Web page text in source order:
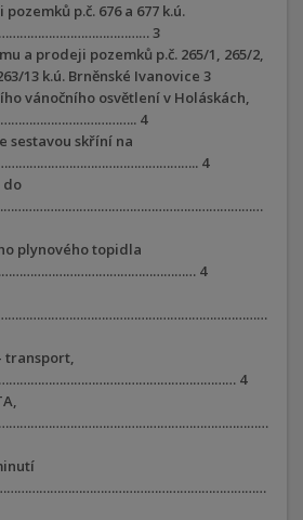
p.č. 676 a 677 k.ú.
3
a prodeji pozemků p.č. 265/1, 265/2,
13 k.ú. Brněnské Ivanovice 3
vánočního osvětlení v Holáskách,
4
sestavou skříní na
4
do
plynového topidla
4
transport,
4